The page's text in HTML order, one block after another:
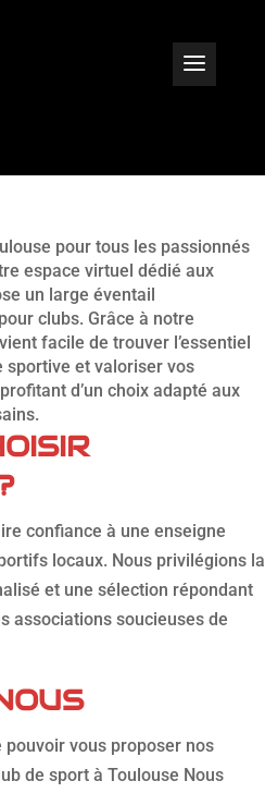
pour tous les passionnés
espace virtuel dédié aux
un large éventail
clubs. Grâce à notre
facile de trouver l’essentiel
sportive et valoriser vos
d’un choix adapté aux
confiance à une enseigne
locaux. Nous privilégions la
et une sélection répondant
associations soucieuses de
vous proposer nos
de sport à Toulouse Nous